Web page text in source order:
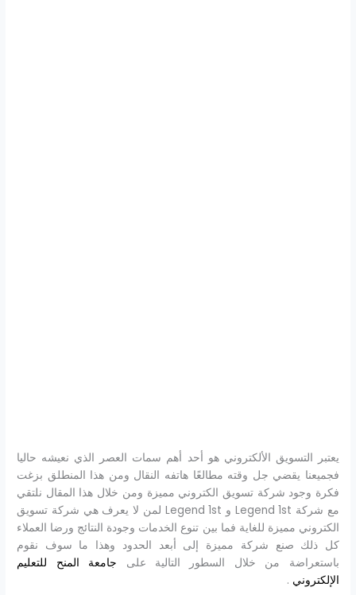
يعتبر التسويق الألكتروني هو أحد أهم سمات العصر الذي نعيشه حاليا
فجميعنا يقضي جل وقته مطالعًا هاتفه النقال ومن هذا المنطلق بزغت
فكرة وجود شركة تسويق الكتروني مميزة ومن خلال هذا المقال نلتقي
مع شركة
Legend 1st و Legend 1st لمن لا يعرف هي شركة تسويق
الكتروني مميزة للغاية فما بين تنوع الخدمات وجودة النتائج ورضا العملاء
كل ذلك صنع شركة مميزة إلى أبعد الحدود وهذا ما سوف نقوم
باستعراضة من خلال السطور التالية على جامعة المنح للتعليم
الإلكتروني .